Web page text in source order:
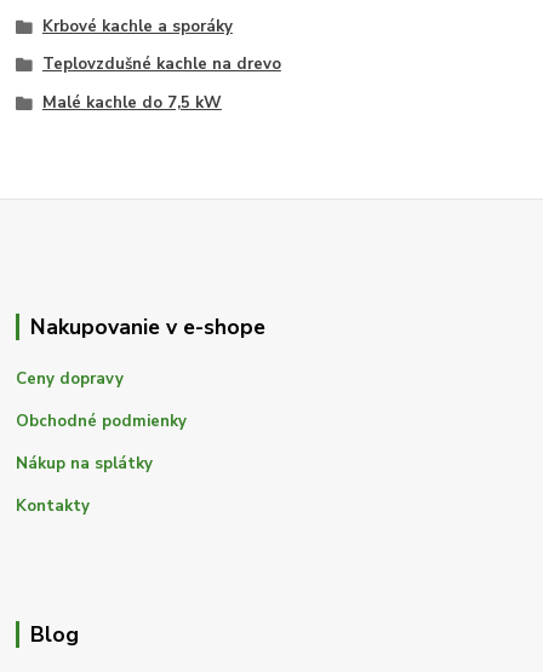
Krbové kachle a sporáky
Teplovzdušné kachle na drevo
Malé kachle do 7,5 kW
Nakupovanie v e-shope
Ceny dopravy
Obchodné podmienky
Nákup na splátky
Kontakty
Blog